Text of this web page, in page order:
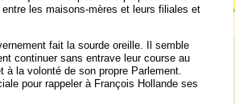
les maisons-mères et leurs filiales et
fait la sourde oreille. Il semble
continuer sans entrave leur course au
à la volonté de son propre Parlement.
pour rappeler à François Hollande ses